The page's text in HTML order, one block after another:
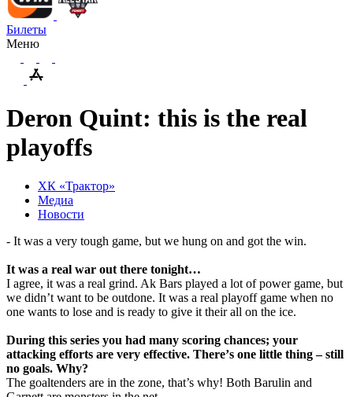
Билеты
Меню
Deron Quint: this is the real
playoffs
ХК «Трактор»
Медиа
Новости
- It was a very tough game, but we hung on and got the win.
It was a real war out there tonight…
I agree, it was a real grind. Ak Bars played a lot of power game, but
we didn’t want to be outdone. It was a real playoff game when no
one wants to lose and is ready to give it their all on the ice.
During this series you had many scoring chances; your
attacking efforts are very effective. There’s one little thing–still
no goals. Why?
The goaltenders are in the zone, that’s why! Both Barulin and